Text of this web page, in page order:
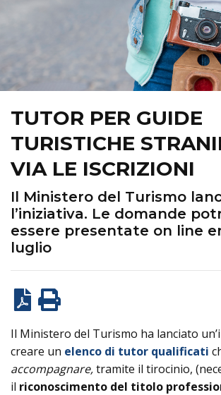
TUTOR PER GUIDE
TURISTICHE
VIA LE ISCRIZIONI
Il Ministero del Turismo
l’iniziativa. Le domande
essere presentate on line
luglio
Il Ministero del Turismo ha lanciato
creare un elenco di tutor qualificati
accompagnare,tramite il tirocinio,
il riconoscimento del titolo